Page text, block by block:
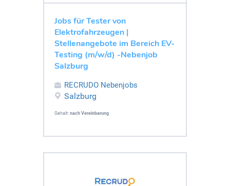
Jobs für Tester von
Elektrofahrzeugen |
Stellenangebote im Bereich EV-
Testing (m/w/d) -Nebenjob
Salzburg
RECRUDO Nebenjobs
Salzburg
Gehalt: nach Vereinbarung